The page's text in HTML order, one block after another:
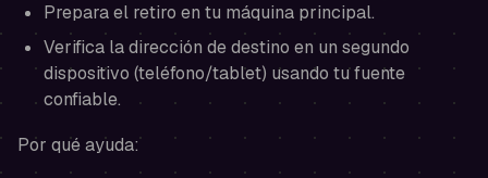
Prepara el retiro en tu máquina principal.
Verifica la dirección de destino en un segundo
dispositivo (teléfono/tablet) usando tu fuente
confiable.
Por qué ayuda: